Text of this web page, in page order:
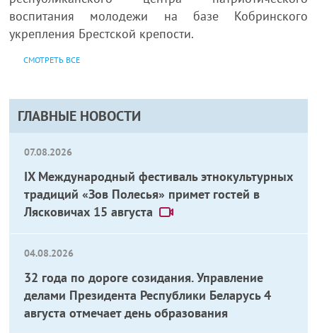
ГЛАВНЫЕ НОВОСТИ
07.08.2026
IX Международный фестиваль этнокультурных
традиций «Зов Полесья» примет гостей в
Лясковичах 15 августа
04.08.2026
32 года по дороге созидания. Управление
делами Президента Республики Беларусь 4
августа отмечает день образования
воспитания молодежи на базе Кобринского
укрепления Брестской крепости.
СМОТРЕТЬ ВСЕ